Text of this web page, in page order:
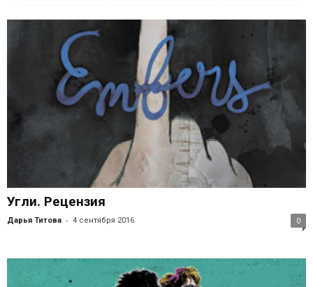
Угли. Рецензия
Дарья Титова - 4 сентября 2016 0